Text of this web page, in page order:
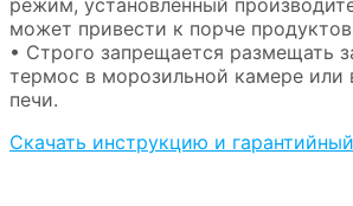
режим, установленный
может привести к порче
• Строго запрещается размещать
термос в морозильной камере или
печи.
Скачать инструкцию и